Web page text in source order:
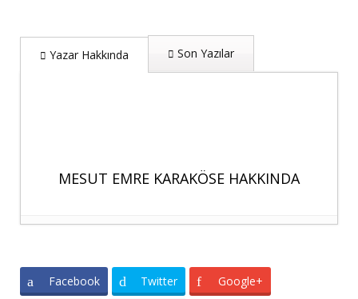
Yazar Hakkında Son Yazılar
MESUT EMRE KARAKÖSE HAKKINDA
SASAM BAŞKANI KARAKÖSE VİETNAM
Facebook Twitter Google+